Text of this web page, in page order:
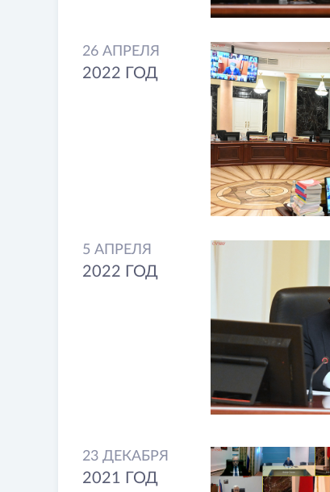
26 АПРЕЛЯ
2022 ГОД
5 АПРЕЛЯ
2022 ГОД
23 ДЕКАБРЯ
2021 ГОД